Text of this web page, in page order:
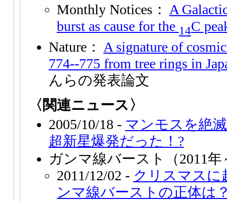
Monthly Notices： A
burst as cause for the 14C
Nature： A signature of
774--775 from tree rings in
んらの発表論文
〈関連ニュース〉
2005/10/18 - マンモスを絶
超新星爆発だった！?
ガンマ線バースト（2011年
2011/12/02 - クリスマスに
ンマ線バーストの正体は